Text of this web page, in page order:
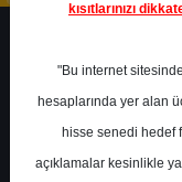
kısıtlarınızı
"Bu internet
hesaplarında yer alan
hisse senedi hedef
açıklamalar kesinlikle